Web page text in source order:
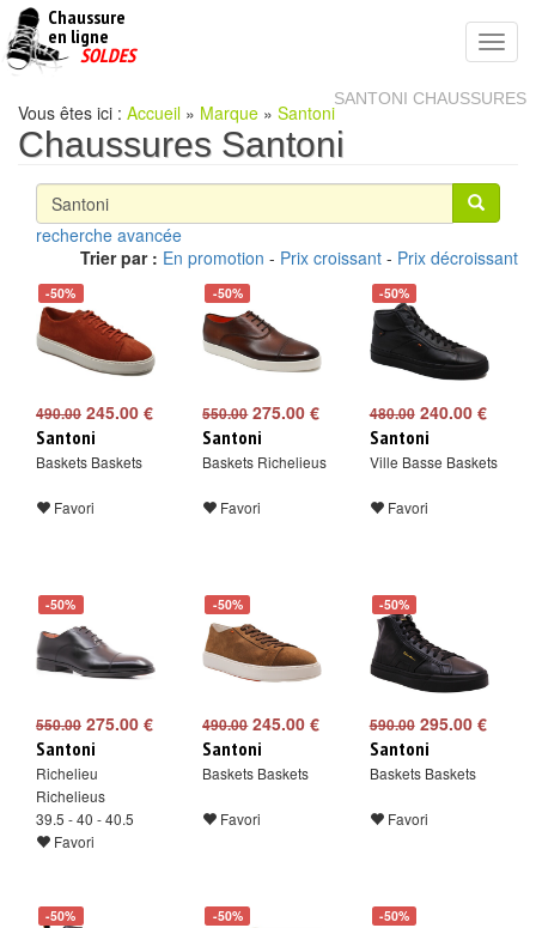
Chaussure
en ligne
pas
SOLDES
SANTONI CHAUSSURES
Vous êtes ici : Accueil » Marque » Santoni
Chaussures Santoni
recherche avancée
Trier par : En promotion - Prix croissant - Prix décroissant
-50%
490.00 245.00 €
Santoni
Baskets Baskets
Favori
-50%
550.00275.00 €
Santoni
Baskets Richelieus
Favori
-50%
480.00240.00 €
Santoni
Ville Basse Baskets
Favori
-50%
550.00 275.00 €
Santoni
Richelieu
Richelieus
39.5 - 40 - 40.5
Favori
-50%
490.00245.00 €
Santoni
Baskets Baskets
Favori
-50%
590.00295.00 €
Santoni
Baskets Baskets
Favori
-50% -50% -50%